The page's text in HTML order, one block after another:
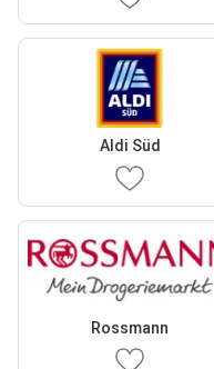
Aldi Süd
Rossmann